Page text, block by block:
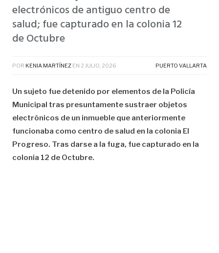
electrónicos de antiguo centro de
salud; fue capturado en la colonia 12
de Octubre
POR KENIA MARTÍNEZ EN 2 JULIO, 2026 PUERTO VALLARTA
Un sujeto fue detenido por elementos de la Policía
Municipal tras presuntamente sustraer objetos
electrónicos de un inmueble que anteriormente
funcionaba como centro de salud en la colonia El
Progreso. Tras darse a la fuga, fue capturado en la
colonia 12 de Octubre.